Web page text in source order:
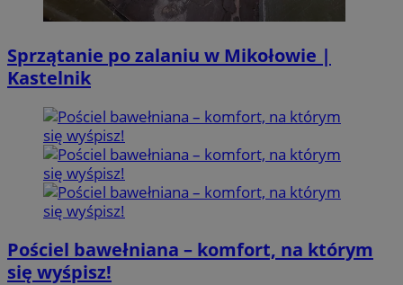
Sprzątanie po zalaniu w Mikołowie |
Kastelnik
Pościel bawełniana – komfort, na którym
się wyśpisz!